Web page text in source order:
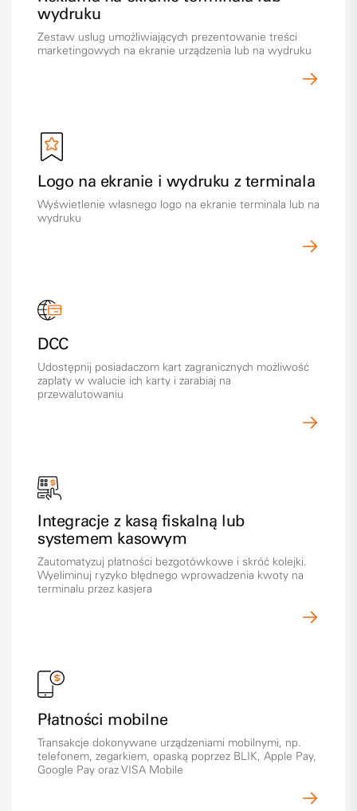
wydruku
Zestaw usług umożliwiających prezentowanie treści
marketingowych na ekranie urządzenia lub na wydruku
Logo na ekranie i wydruku z terminala
Wyświetlenie własnego logo na ekranie terminala lub na
wydruku
DCC
Udostępnij posiadaczom kart zagranicznych możliwość
zapłaty w walucie ich karty i zarabiaj na
przewalutowaniu
Integracje z kasą fiskalną lub
systemem kasowym
Zautomatyzuj płatności bezgotówkowe i skróć kolejki.
Wyeliminuj ryzyko błędnego wprowadzenia kwoty na
terminalu przez kasjera
Płatności mobilne
Transakcje dokonywane urządzeniami mobilnymi, np.
telefonem, zegarkiem, opaską poprzez BLIK, Apple Pay,
Google Pay oraz VISA Mobile